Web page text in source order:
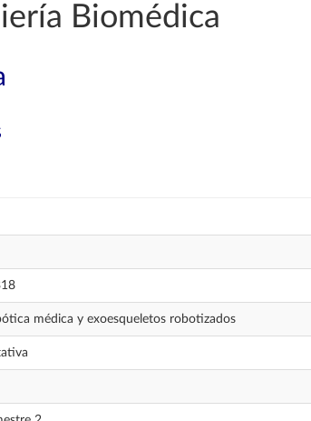
Biomédica
médica y exoesqueletos robotizados